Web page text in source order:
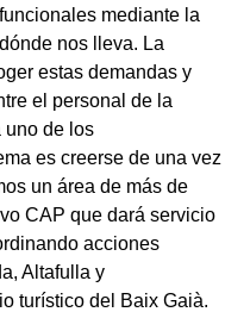
mediante la
nos lleva. La
estas demandas y
el personal de la
uno de los
es creerse de una vez
un área de más de
CAP que dará servicio
acciones
Altafulla y
turístico del Baix Gaià.